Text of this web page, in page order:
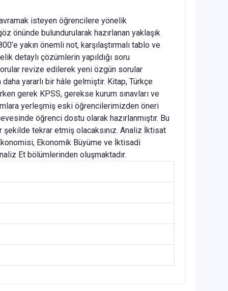
isteyen öğrencilere yönelik
önünde bulundurularak hazırlanan yaklaşık
yakın önemli not, karşılaştırmalı tablo ve
detaylı çözümlerin yapıldığı soru
revize edilerek yeni özgün sorular
yararlı bir hâle gelmiştir. Kitap, Türkçe
gerek KPSS, gerekse kurum sınavları ve
yerleşmiş eski öğrencilerimizden öneri
öğrenci dostu olarak hazırlanmıştır. Bu
tekrar etmiş olacaksınız. Analiz İktisat
Ekonomik Büyüme ve İktisadi
Et bölümlerinden oluşmaktadır.